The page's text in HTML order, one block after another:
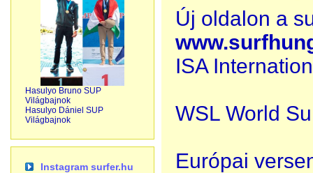
Hasulyo Bruno SUP
Világbajnok
Hasulyo Dániel SUP
Világbajnok
Instagram surfer.hu
Új oldalon a
ISA
WSL World
Európai